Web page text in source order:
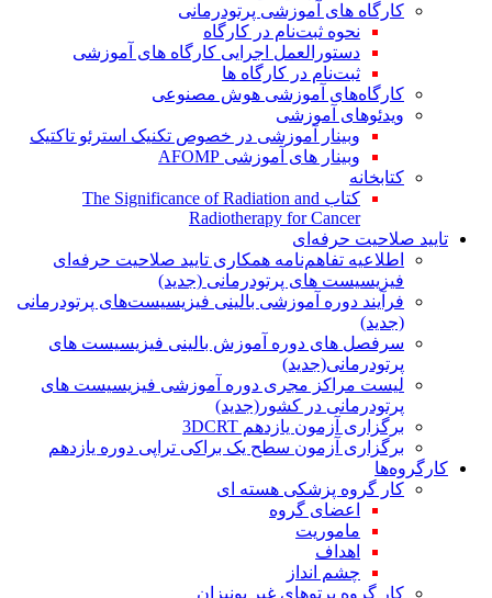
کارگاه های آموزشی پرتودرمانی
نحوه ثبت‌نام در کارگاه
دستورالعمل اجرایی کارگاه های آموزشی
ثبت‌نام در کارگاه ها
کارگاه‌های آموزشی هوش مصنوعی
ویدئوهای آموزشی
وبینار آموزشی در خصوص تکنیک استرئو تاکتیک
وبینار های آموزشی AFOMP
کتابخانه
کتاب The Significance of Radiation and
Radiotherapy for Cancer
تایید صلاحیت حرفه‌ای
اطلاعیه تفاهم‌نامه همکاری تایید صلاحیت حرفه‌ای
فیزیسیست های پرتودرمانی (جدید)
فرآیند دوره آموزشی بالینی فیزیسیست‌های پرتودرمانی
(جدید)
سرفصل های دوره آموزش بالینی فیزیسیست های
پرتودرمانی(جدید)
لیست مراکز مجری دوره آموزشی فیزیسیست های
پرتودرمانی در کشور(جدید)
برگزاری آزمون یازدهم 3DCRT
برگزاری آزمون سطح یک براکی تراپی دوره یازدهم
کارگروه‌ها
کار گروه پزشکی هسته ای
اعضای گروه
ماموریت
اهداف
چشم انداز
کار گروه پرتوهای غیر یونیزان